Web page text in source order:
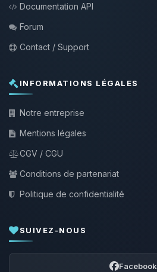
Documentation API
Forum
Contact / Support
INFORMATIONS LÉGALES
Notre entreprise
Mentions légales
CGV / CGU
Conditions de partenariat
Politique de confidentialité
SUIVEZ-NOUS
Facebook